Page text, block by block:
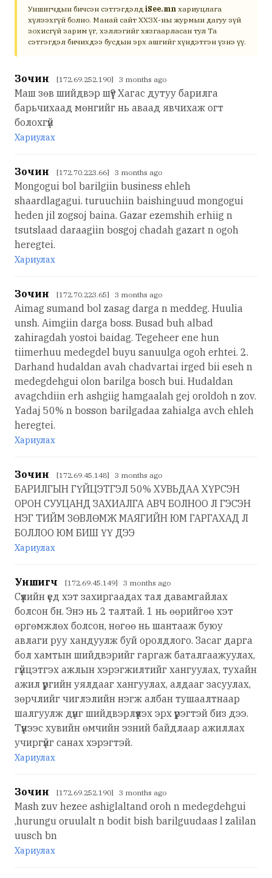
Уншигчдын бичсэн сэтгэгдэлд iSee.mn хариуцлага
хүлээхгүй болно. Манай сайт ХХЗХ-ны журмын дагуу зүй
зохисгүй зарим үг, хэллэгийг хязгаарласан тул Та
сэтгэгдэл бичихдээ бусдын эрх ашгийг хүндэтгэн үзнэ үү.
Зочин [172.69.252.190] 3 months ago
Маш зөв шийдвэр шүү? Хагас дутуу барилга
барьчихаад мөнгийг нь аваад явчихаж огт
болохгүй
Хариулах
Зочин [172.70.223.66] 3 months ago
Mongogui bol barilgiin business ehleh
shaardlagagui. turuuchiin baishinguud mongogui
heden jil zogsoj baina. Gazar ezemshih erhiig n
tsutslaad daraagiin bosgoj chadah gazart n ogoh
heregtei.
Хариулах
Зочин [172.70.223.65] 3 months ago
Aimag sumand bol zasag darga n meddeg. Huulia
unsh. Aimgiin darga boss. Busad buh albad
zahiragdah yostoi baidag. Tegeheer ene hun
tiimerhuu medegdel buyu sanuulga ogoh erhtei. 2.
Darhand hudaldan avah chadvartai irged bii eseh n
medegdehgui olon barilga bosch bui. Hudaldan
avagchdiin erh ashgiig hamgaalah gej oroldoh n zov.
Yadaj 50% n bosson barilgadaa zahialga avch ehleh
heregtei.
Хариулах
Зочин [172.69.45.148] 3 months ago
БАРИЛГЫН ГҮЙЦЭТГЭЛ 50% ХУВЬДАА ХҮРСЭН
ОРОН СУУЦАНД ЗАХИАЛГА АВЧ БОЛНОО Л ГЭСЭН
НЭГ ТИЙМ ЗӨВЛӨМЖ МАЯГИЙН ЮМ ГАРГАХАД Л
БОЛЛОО ЮМ БИШ ҮҮ ДЭЭ
Хариулах
Уншигч [172.69.45.149] 3 months ago
Сүүлийн үед хэт захиргаадах тал давамгайлах
болсон бн. Энэ нь 2 талтай. 1 нь өөрийгөө хэт
өргөмжлөх болсон, нөгөө нь шантааж буюу
авлаги руу хандуулж буй оролдлого. Засаг дарга
бол хамтын шийдвэрийг гаргаж баталгаажуулах,
гүйцэтгэх ажлын хэрэгжилтийг хангуулах, тухайн
ажил үүргийн уялдааг хангуулах, алдааг засуулах,
зөрчлийг чиглэлийн нэгж албан тушаалтнаар
шалгуулж дүнг шийдвэрлүүлэх эрх үүрэгтэй биз дээ.
Түүнээс хувийн өмчийн эзний байдлаар ажиллах
учиргүйг санах хэрэгтэй.
Хариулах
Зочин [172.69.252.190] 3 months ago
Mash zuv hezee ashiglaltand oroh n medegdehgui
,hurungu oruulalt n bodit bish barilguudaas l zalilan
uusch bn
Хариулах